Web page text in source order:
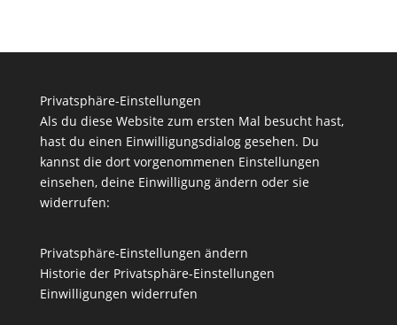
Privatsphäre-Einstellungen
Als du diese Website zum ersten Mal besucht hast,
hast du einen Einwilligungsdialog gesehen. Du
kannst die dort vorgenommenen Einstellungen
einsehen, deine Einwilligung ändern oder sie
widerrufen:
Privatsphäre-Einstellungen ändern
Historie der Privatsphäre-Einstellungen
Einwilligungen widerrufen